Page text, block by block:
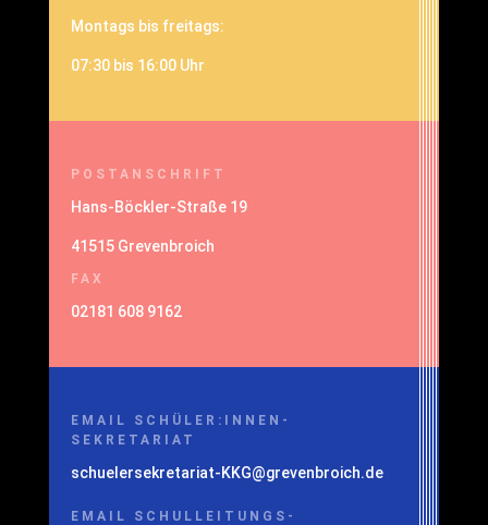
Montags bis freitags:
07:30 bis 16:00 Uhr
POSTANSCHRIFT
Hans-Böckler-Straße 19
41515 Grevenbroich
FAX
02181 608 9162
EMAIL SCHÜLER:INNEN-
SEKRETARIAT
schuelersekretariat-KKG@grevenbroich.de
EMAIL SCHULLEITUNGS-